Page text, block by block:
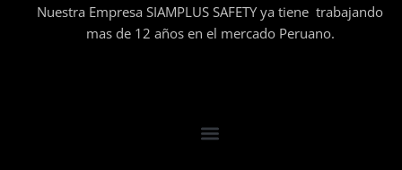
Nuestra Empresa SIAMPLUS SAFETY ya tiene trabajando
mas de 12 años en el mercado Peruano.